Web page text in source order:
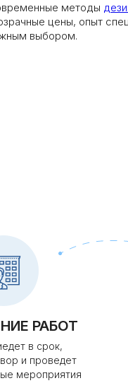
методы
цены, опыт
выбором.
РАБОТ
в срок,
и проведет
мероприятия